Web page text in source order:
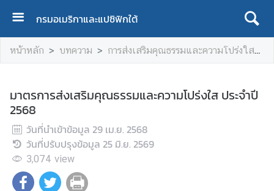
กรมอเมริกาและแปซิฟิกใต้
ห
น้
ร
ก
เ
กี่
ย
ว
หน้าหลัก บทความ การส่งเสริมคุณธรรมและความโปร่งใสฯ
มาตรการส่งเสริมคุณธรรมและความโปร่งใส ประจำปี
2568
วันที่นำเข้าข้อมูล 29 เม.ย. 2568
วันที่ปรับปรุงข้อมูล 25 มิ.ย. 2569
3,074 view